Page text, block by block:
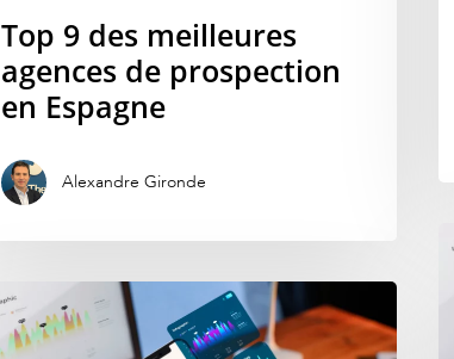
Top 9 des meilleures
agences de prospection
en Espagne
Alexandre Gironde